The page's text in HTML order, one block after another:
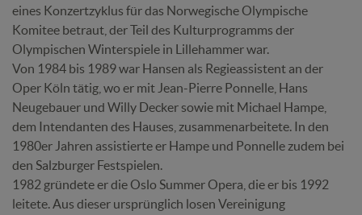
eines Konzertzyklus für das Norwegische Olympische
Komitee betraut, der Teil des Kulturprogramms der
Olympischen Winterspiele in Lillehammer war.
Von 1984 bis 1989 war Hansen als Regieassistent an der
Oper Köln tätig, wo er mit Jean-Pierre Ponnelle, Hans
Neugebauer und Willy Decker sowie mit Michael Hampe,
dem Intendanten des Hauses, zusammenarbeitete. In den
1980er Jahren assistierte er Hampe und Ponnelle zudem bei
den Salzburger Festspielen.
1982 gründete er die Oslo Summer Opera, die er bis 1992
leitete. Aus dieser ursprünglich losen Vereinigung